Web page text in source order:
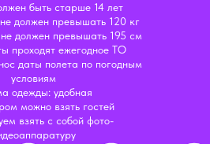
быть старше 14 лет
должен превышать 120 кг
не должен превышать 195 см
проходят ежегодное ТО
даты полета по погодным
условиям
одежды: удобная
можно взять гостей
взять с собой фото-